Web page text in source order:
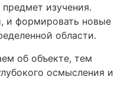
изучения.
и формировать новые
области.
об объекте, тем
осмысления и